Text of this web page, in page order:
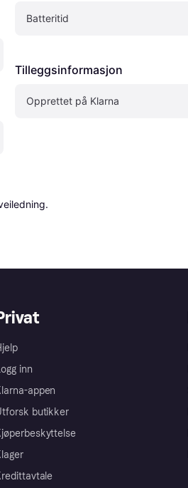
Batteritid
Tilleggsinformasjon
Opprettet på Klarna
inn
appen
butikker